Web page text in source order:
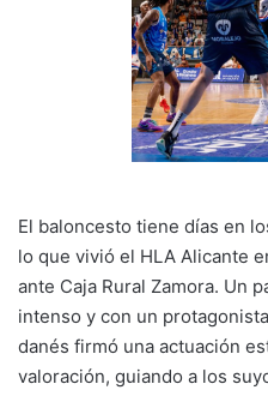
El baloncesto tiene días en
lo que vivió el HLA Alicante
ante Caja Rural Zamora. Un
intenso y con un
danés firmó una actuación
valoración, guiando a los